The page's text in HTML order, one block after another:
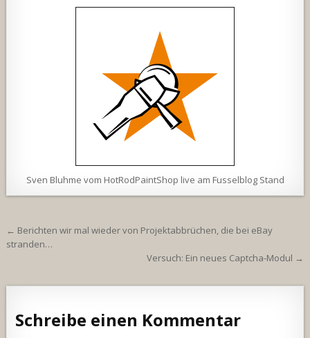
Sven Bluhme vom HotRodPaintShop live am Fusselblog Stand
Beitragsnavigation
← Berichten wir mal wieder von Projektabbrüchen, die bei eBay
stranden…
Versuch: Ein neues Captcha-Modul →
Schreibe einen Kommentar